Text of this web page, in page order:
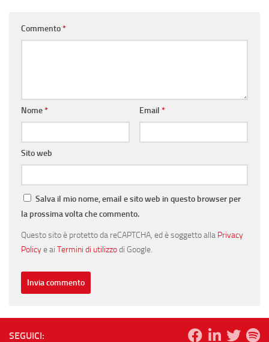
Commento*
Nome* Email *
Sito web
Salva il mio nome, email e sito web in questo browser per
la prossima volta che commento.
Questo sito è protetto da reCAPTCHA, ed è soggetto alla Privacy
Policye ai Termini di utilizzodi Google.
SEGUICI: